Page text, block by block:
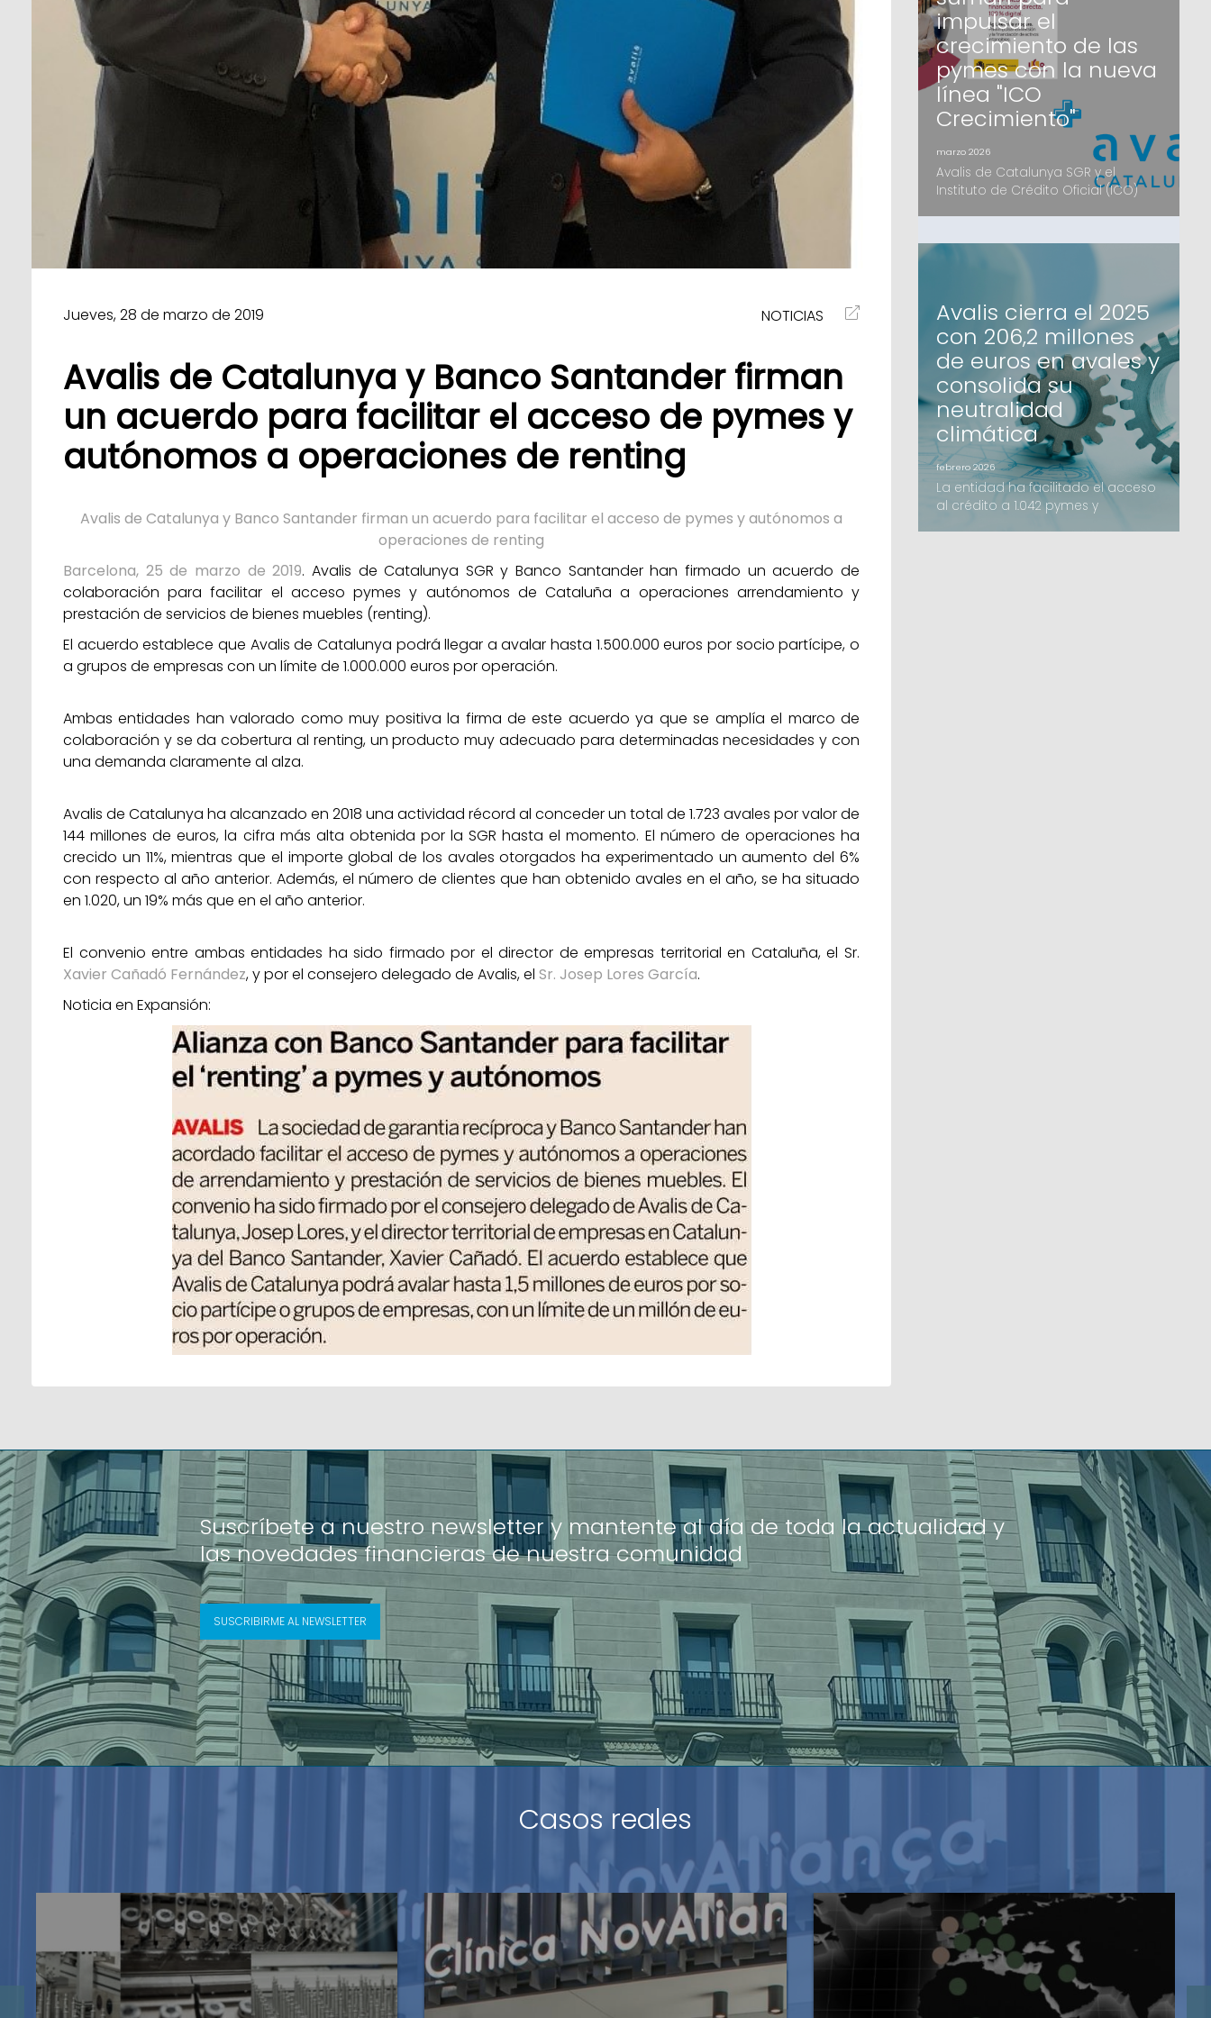
Jueves, 28 de marzo de 2019 NOTICIAS
Avalis de Catalunya y Banco Santander firman
un acuerdo para facilitar el acceso de pymes y
autónomos a operaciones de renting
Avalis de Catalunya y Banco Santander firman un acuerdo para facilitar el acceso de pymes y autónomos a
operaciones de renting
Barcelona, 25 de marzo de 2019. Avalis de Catalunya SGR y Banco Santander han firmado un acuerdo de
colaboración para facilitar el acceso pymes y autónomos de Cataluña a operaciones arrendamiento y
prestación de servicios de bienes muebles (renting).
El acuerdo establece que Avalis de Catalunya podrá llegar a avalar hasta 1.500.000 euros por socio partícipe, o
a grupos de empresas con un límite de 1.000.000 euros por operación.
Ambas entidades han valorado como muy positiva la firma de este acuerdo ya que se amplía el marco de
colaboración y se da cobertura al renting, un producto muy adecuado para determinadas necesidades y con
una demanda claramente al alza.
Avalis de Catalunya ha alcanzado en 2018 una actividad récord al conceder un total de 1.723 avales por valor de
144 millones de euros, la cifra más alta obtenida por la SGR hasta el momento. El número de operaciones ha
crecido un 11%, mientras que el importe global de los avales otorgados ha experimentado un aumento del 6%
con respecto al año anterior. Además, el número de clientes que han obtenido avales en el año, se ha situado
en 1.020, un 19% más que en el año anterior.
El convenio entre ambas entidades ha sido firmado por el director de empresas territorial en Cataluña, el Sr.
Xavier Cañadó Fernández, y por el consejero delegado de Avalis, el Sr. Josep Lores García.
Noticia en Expansión:
catalanesEl fondo, que ofrecerá
financiación de hasta 4 millones d
impulsar el
crecimiento de las
pymes con la nueva
línea "ICO
Crecimiento"
marzo 2026
Avalis de Catalunya SGR y el
Instituto de Crédito Oficial (ICO)
facilitar el acceso a la financiación
medianas empresas podrán
acceder a recursos en
condiciones preferentes y con el
apoyo de la garan
Avalis cierra el 2025
con 206,2 millones
de euros en avales y
consolida su
neutralidad
climática
febrero 2026
La entidad ha facilitado el acceso
al crédito a 1.042 pymes y
Suscríbete a nuestro newsletter y mantente al día de toda la actualidad y
las novedades financieras de nuestra comunidad
SUSCRIBIRME AL NEWSLETTER
Casos reales
BMAT Licensing SL